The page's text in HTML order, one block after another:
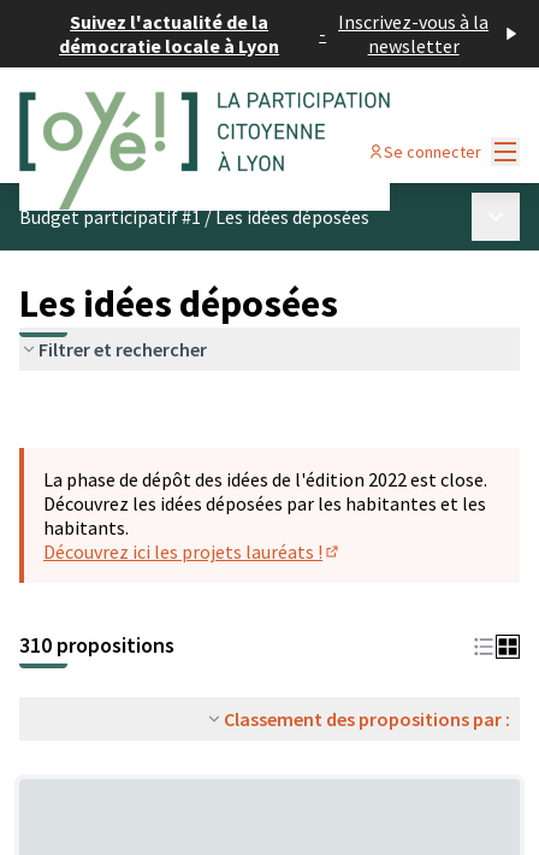
Suivez l'actualité de la
démocratie locale à Lyon
- Inscrivez-vous à la
newsletter
Se connecter
Budget participatif #1/Les idées déposées
Les idées déposées
Filtrer et rechercher
La phase de dépôt des idées de l'édition 2022 est close.
Découvrez les idées déposées par les habitantes et les
habitants.
Découvrez ici les projets lauréats !
310 propositions
Classement des propositions par :